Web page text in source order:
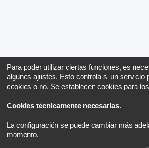
Para poder utilizar ciertas funciones, es
algunos ajustes. Esto controla si un servicio
cookies o no. Se establecen cookies para
Cookies técnicamente necesarias.
La configuración se puede cambiar más
momento.